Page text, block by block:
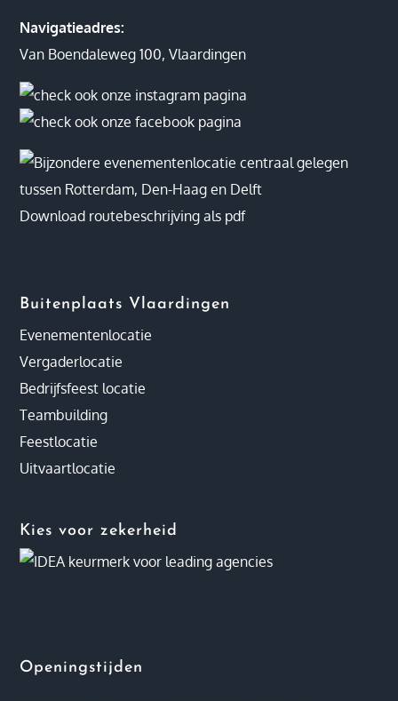
Navigatieadres:
Van Boendaleweg 100, Vlaardingen
Download routebeschrijving als pdf
Buitenplaats Vlaardingen
Evenementenlocatie
Vergaderlocatie
Bedrijfsfeest locatie
Teambuilding
Feestlocatie
Uitvaartlocatie
Kies voor zekerheid
Openingstijden